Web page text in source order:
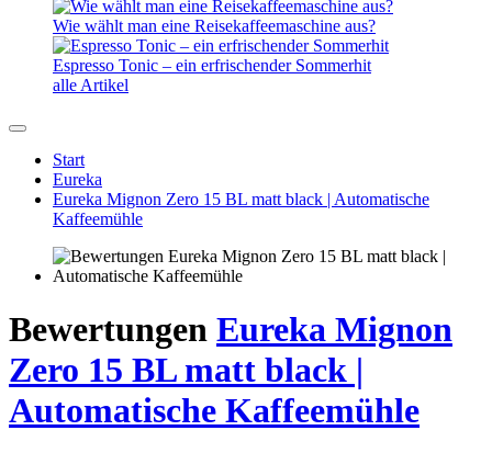
Wie wählt man eine Reisekaffeemaschine aus?
Espresso Tonic – ein erfrischender Sommerhit
alle Artikel
Start
Eureka
Eureka Mignon Zero 15 BL matt black | Automatische
Kaffeemühle
Bewertungen Eureka Mignon
Zero 15 BL matt black |
Automatische Kaffeemühle